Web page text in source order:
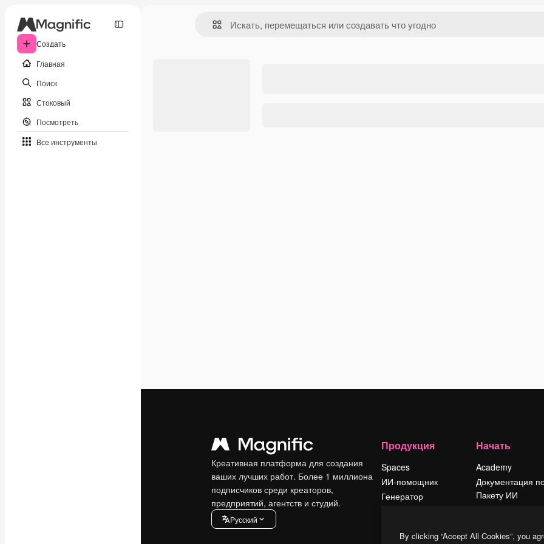
Создать
Главная
Поиск
Стоковый
Посмотреть
Все инструменты
Креативная платформа для создания
ваших лучших работ. Более 1 миллиона
подписчиков среди креаторов,
предприятий, агентств и студий.
Pусский
Продукция
Spaces
ИИ-помощник
Генератор
Начать
Academy
Документация
Пакету ИИ
Условия и
By clicking “Accept All Cookies”, you